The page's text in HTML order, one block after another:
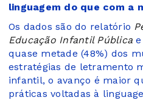
linguagem do que com a
Os dados são do relatório
Educação Infantil Pública
quase metade (48%) dos
estratégias de letramento
infantil, o avanço é maior
práticas voltadas à